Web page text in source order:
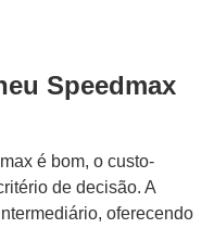
Speedmax
é bom, o custo-
de decisão. A
oferecendo